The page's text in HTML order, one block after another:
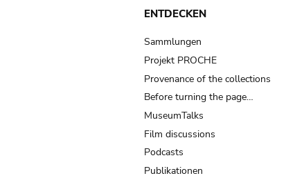
ENTDECKEN
Sammlungen
Projekt PROCHE
Provenance of the collections
Before turning the page…
MuseumTalks
Film discussions
Podcasts
Publikationen